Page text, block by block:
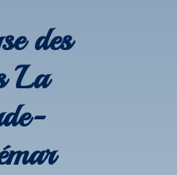
des
La